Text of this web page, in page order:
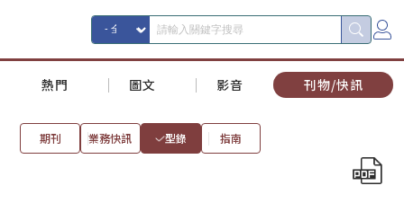
熱門 圖文 影音 刊物/快訊
期刊 業務快訊 型錄 指南